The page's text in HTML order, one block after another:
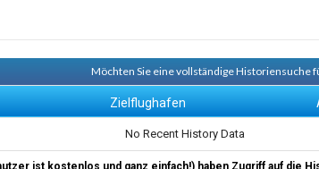
Möchten Sie eine vollständige Historiensuche
Zielflughafen
No Recent History Data
ist kostenlos und ganz einfach!) haben Zugriff auf die